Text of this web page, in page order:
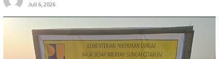
Juli 6, 2026